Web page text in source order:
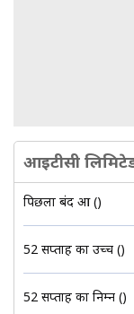
आइटीसी
पिछला बंद हुआ (₹)
52 सप्ताह का उच्च (₹)
52 सप्ताह का निम्न (₹)